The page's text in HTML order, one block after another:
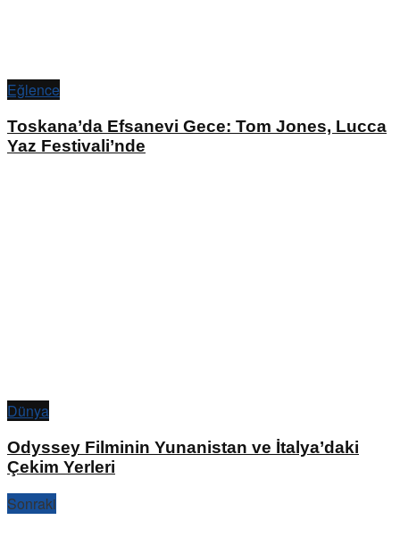
Eğlence
Toskana’da Efsanevi Gece: Tom Jones, Lucca
Yaz Festivali’nde
Dünya
Odyssey Filminin Yunanistan ve İtalya’daki
Çekim Yerleri
Sonraki